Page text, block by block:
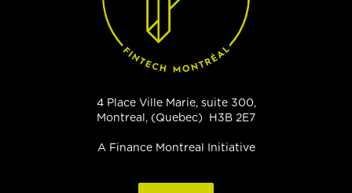
4 Place Ville Marie, suite 300,
Montreal, (Quebec) H3B 2E7
A Finance Montreal Initiative